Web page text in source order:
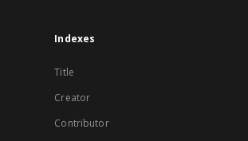
Indexes
Title
Creator
Contributor